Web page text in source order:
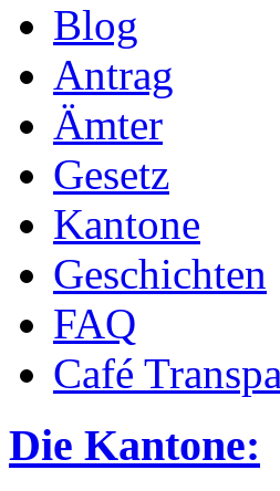
Blog
Antrag
Ämter
Gesetz
Kantone
Geschichten
FAQ
Café
Die Kantone: